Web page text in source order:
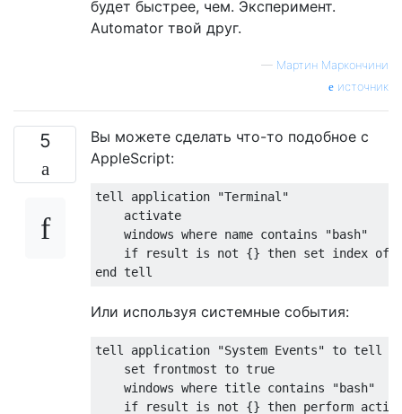
будет быстрее, чем. Эксперимент.
Automator твой друг.
— Мартин Маркончини
источник
5
Вы можете сделать что-то подобное с
AppleScript:
tell application "Terminal"
    activate
    windows where name contains "bash"
if result is not {} then set index of
end tell
Или используя системные события:
tell application "System Events" to tell
    set frontmost to true
    windows where title contains "bash"
if result is not {} then perform